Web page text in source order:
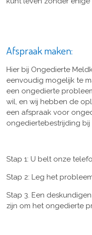
Afspraak maken:
Hier bij Ongedierte
eenvoudig mogelijk te
een ongedierte
wil, en wij hebben de
een afspraak voor
ongediertebestrijding bij
Stap 1: U belt onze
Stap 2: Leg het
Stap 3. Een
zijn om het ongedierte